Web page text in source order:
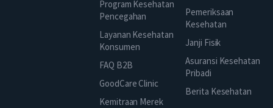
Program Kesehatan
Pencegahan
Layanan Kesehatan
Konsumen
FAQ B2B
GoodCare Clinic
Kemitraan Merek
Pemeriksaan
Kesehatan
Janji Fisik
Asuransi Kesehatan
Pribadi
Berita Kesehatan